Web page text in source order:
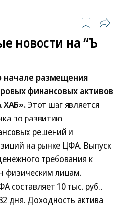
новости на “Ъ
начале размещения
финансовых активов
ХАБ». Этот шаг является
по развитию
решений и
на рынке ЦФА. Выпуск
требования к
физическим лицам.
составляет 10 тыс. руб.,
дня. Доходность актива